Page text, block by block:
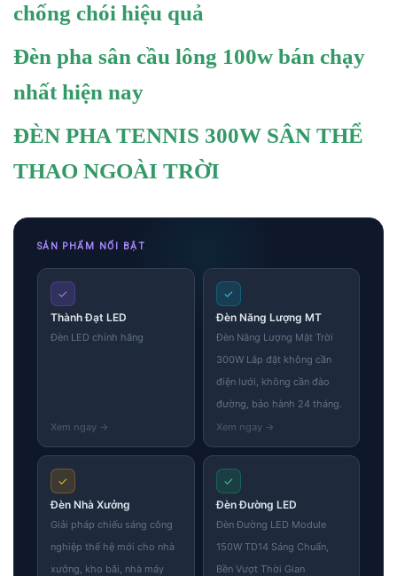
chống chói hiệu quả
Đèn pha sân cầu lông 100w bán chạy
nhất hiện nay
ĐÈN PHA TENNIS 300W SÂN THỂ
THAO NGOÀI TRỜI
SẢN PHẨM NỔI BẬT
✓
Thành Đạt LED
Đèn LED chính hãng
✓
Đèn Năng Lượng MT
Đèn Năng Lượng Mặt Trời
300W Lắp đặt không cần
điện lưới, không cần đào
đường, bảo hành 24 tháng.
✓
Đèn Nhà Xưởng
Giải pháp chiếu sáng công
nghiệp thế hệ mới cho nhà
xưởng, kho bãi, nhà máy
✓
Đèn Đường LED
Đèn Đường LED Module
150W TD14 Sáng Chuẩn,
Bền Vượt Thời Gian